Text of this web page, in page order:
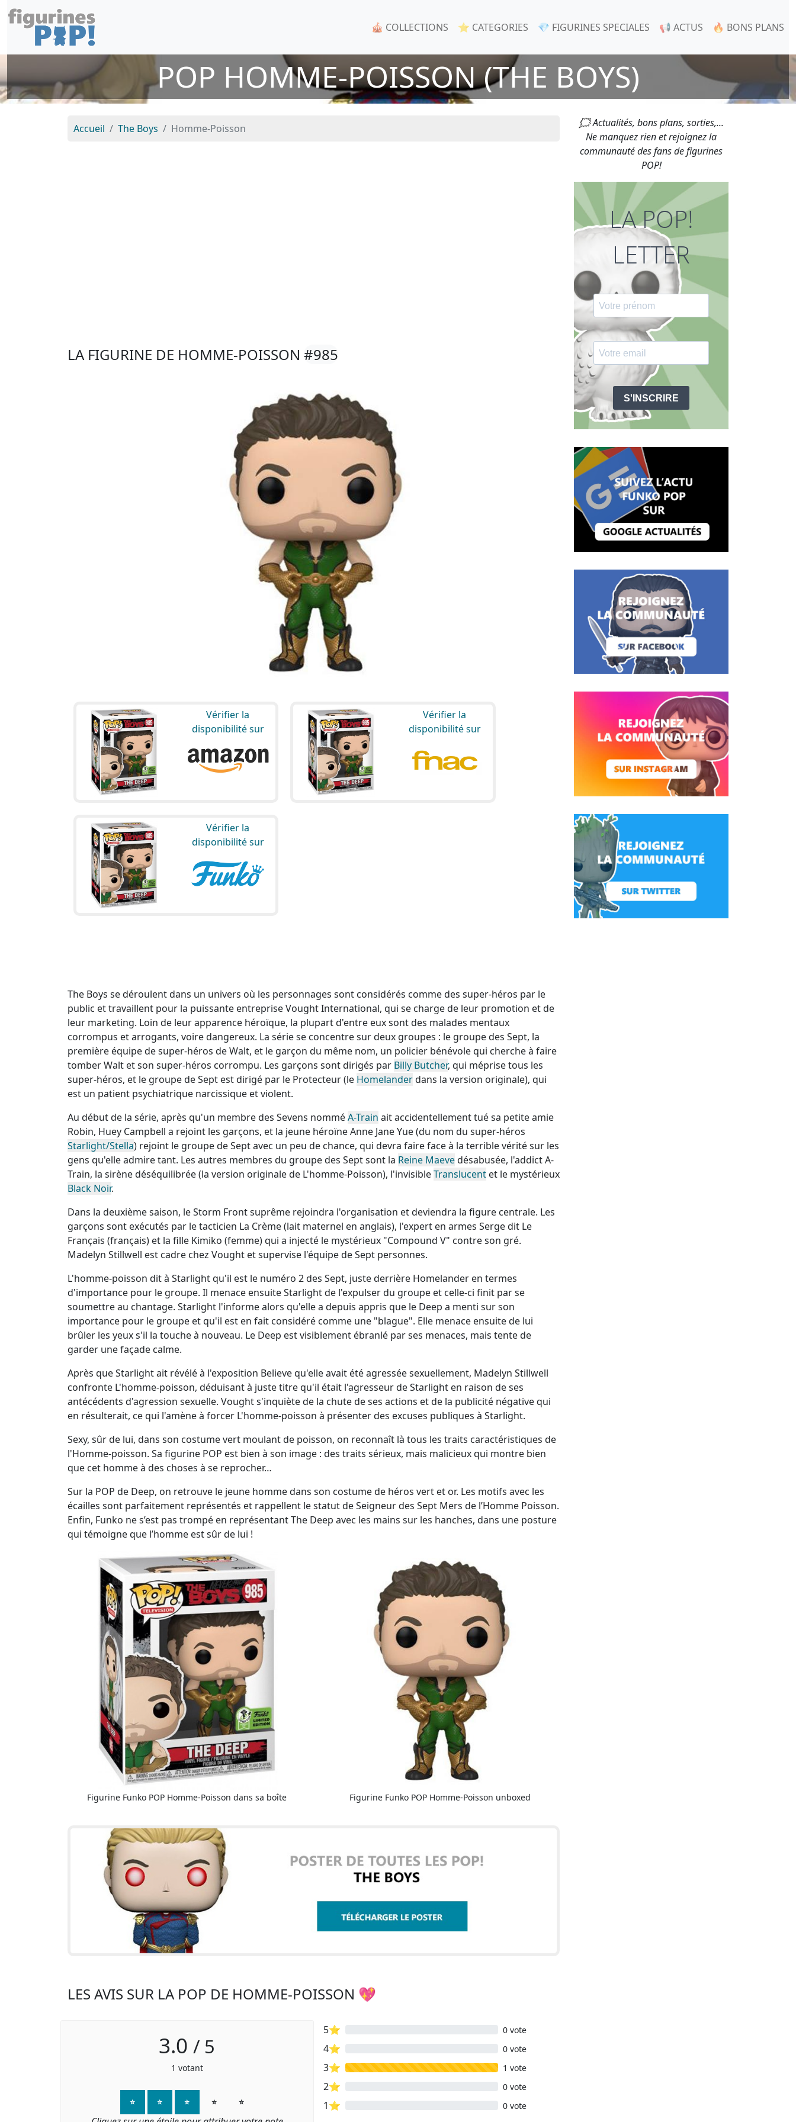
🎪 COLLECTIONS ⭐ CATEGORIES 💎 FIGURINES SPECIALES 📢 ACTUS 🔥 BONS PLANS
POP HOMME-POISSON (THE BOYS)
Accueil The Boys Homme-Poisson
LA FIGURINE DE HOMME-POISSON #985
Vérifier la
disponibilité sur
Vérifier la
disponibilité sur
Vérifier la
disponibilité sur
The Boys se déroulent dans un univers où les personnages sont considérés comme des super-héros par le
public et travaillent pour la puissante entreprise Vought International, qui se charge de leur promotion et de
leur marketing. Loin de leur apparence héroïque, la plupart d'entre eux sont des malades mentaux
corrompus et arrogants, voire dangereux. La série se concentre sur deux groupes : le groupe des Sept, la
première équipe de super-héros de Walt, et le garçon du même nom, un policier bénévole qui cherche à faire
tomber Walt et son super-héros corrompu. Les garçons sont dirigés par Billy Butcher, qui méprise tous les
super-héros, et le groupe de Sept est dirigé par le Protecteur (le Homelanderdans la version originale), qui
est un patient psychiatrique narcissique et violent.
Au début de la série, après qu'un membre des Sevens nomméA-Train ait accidentellement tué sa petite amie
Robin, Huey Campbell a rejoint les garçons, et la jeune héroïne Anne Jane Yue (du nom du super-héros
Starlight/Stella) rejoint le groupe de Sept avec un peu de chance, qui devra faire face à la terrible vérité sur les
gens qu'elle admire tant. Les autres membres du groupe des Sept sont la Reine Maevedésabusée, l'addict A-
Train, la sirène déséquilibrée (la version originale de L'homme-Poisson), l'invisibleTranslucent et le mystérieux
Black Noir.
Dans la deuxième saison, le Storm Front suprême rejoindra l'organisation et deviendra la figure centrale. Les
garçons sont exécutés par le tacticien La Crème (lait maternel en anglais), l'expert en armes Serge dit Le
Français (français) et la fille Kimiko (femme) qui a injecté le mystérieux "Compound V" contre son gré.
Madelyn Stillwell est cadre chez Vought et supervise l'équipe de Sept personnes.
L'homme-poisson dit à Starlight qu'il est le numéro 2 des Sept, juste derrière Homelander en termes
d'importance pour le groupe. Il menace ensuite Starlight de l'expulser du groupe et celle-ci finit par se
soumettre au chantage. Starlight l'informe alors qu'elle a depuis appris que le Deep a menti sur son
importance pour le groupe et qu'il est en fait considéré comme une "blague". Elle menace ensuite de lui
brûler les yeux s'il la touche à nouveau. Le Deep est visiblement ébranlé par ses menaces, mais tente de
garder une façade calme.
Après que Starlight ait révélé à l'exposition Believe qu'elle avait été agressée sexuellement, Madelyn Stillwell
confronte L'homme-poisson, déduisant à juste titre qu'il était l'agresseur de Starlight en raison de ses
antécédents d'agression sexuelle. Vought s'inquiète de la chute de ses actions et de la publicité négative qui
en résulterait, ce qui l'amène à forcer L'homme-poisson à présenter des excuses publiques à Starlight.
Sexy, sûr de lui, dans son costume vert moulant de poisson, on reconnaît là tous les traits caractéristiques de
l'Homme-poisson. Sa figurine POP est bien à son image : des traits sérieux, mais malicieux qui montre bien
que cet homme à des choses à se reprocher…
Sur la POP de Deep, on retrouve le jeune homme dans son costume de héros vert et or. Les motifs avec les
écailles sont parfaitement représentés et rappellent le statut de Seigneur des Sept Mers de l’Homme Poisson.
Enfin, Funko ne s’est pas trompé en représentant The Deep avec les mains sur les hanches, dans une posture
qui témoigne que l’homme est sûr de lui !
Figurine Funko POP Homme-Poisson dans sa boîte Figurine Funko POP Homme-Poisson unboxed
LES AVIS SUR LA POP DE HOMME-POISSON 💖
3.0 / 5
1 votant
⭐ ⭐ ⭐ ⭐ ⭐
5⭐ 0 vote
4⭐ 0 vote
3⭐ 1 vote
2⭐ 0 vote
1⭐ 0 vote
🗯 Actualités, bons plans, sorties,...
Ne manquez rien et rejoignez la
communauté des fans de figurines
POP!
LA POP!
LETTER
S'INSCRIRE